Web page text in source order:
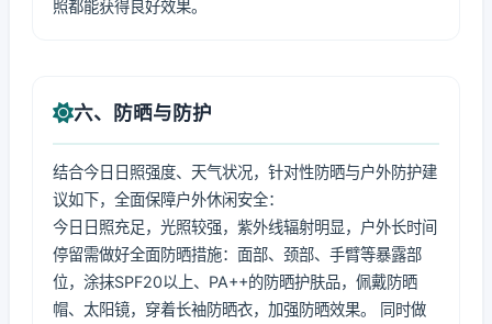
照都能获得良好效果。
六、防晒与防护
结合今日日照强度、天气状况，针对性防晒与户外防护建
议如下，全面保障户外休闲安全：
今日日照充足，光照较强，紫外线辐射明显，户外长时间
停留需做好全面防晒措施：面部、颈部、手臂等暴露部
位，涂抹SPF20以上、PA++的防晒护肤品，佩戴防晒
帽、太阳镜，穿着长袖防晒衣，加强防晒效果。 同时做